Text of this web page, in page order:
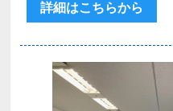
詳細はこちらから